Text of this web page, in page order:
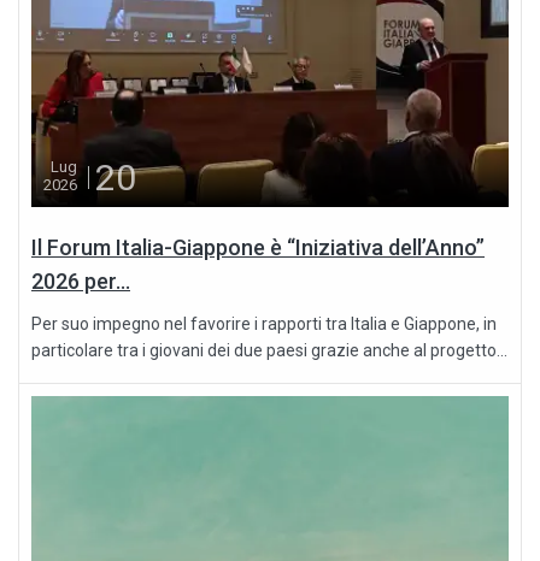
Lug
2026
20
Il Forum Italia-Giappone è “Iniziativa dell’Anno”
2026 per...
Per suo impegno nel favorire i rapporti tra Italia e Giappone, in
particolare tra i giovani dei due paesi grazie anche al progetto...